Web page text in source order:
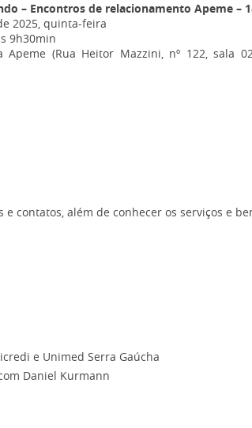
– Encontros de relacionamento Apeme –
2025, quinta-feira
9h30min
Apeme (Rua Heitor Mazzini, nº 122, sala
contatos, além de conhecer os serviços e
e Unimed Serra Gaúcha
Daniel Kurmann